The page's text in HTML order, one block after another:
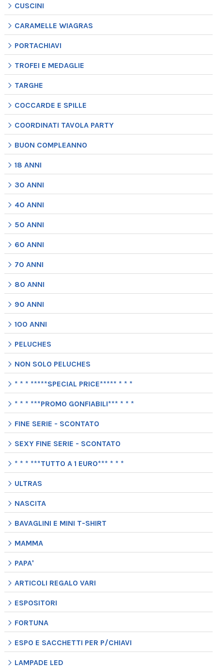
CUSCINI
CARAMELLE WIAGRAS
PORTACHIAVI
TROFEI E MEDAGLIE
TARGHE
COCCARDE E SPILLE
COORDINATI TAVOLA PARTY
BUON COMPLEANNO
18 ANNI
30 ANNI
40 ANNI
50 ANNI
60 ANNI
70 ANNI
80 ANNI
90 ANNI
100 ANNI
PELUCHES
NON SOLO PELUCHES
* * * *****SPECIAL PRICE***** * * *
* * * ***PROMO GONFIABILI*** * * *
FINE SERIE - SCONTATO
SEXY FINE SERIE - SCONTATO
* * * ***TUTTO A 1 EURO*** * * *
ULTRAS
NASCITA
BAVAGLINI E MINI T-SHIRT
MAMMA
PAPA'
ARTICOLI REGALO VARI
ESPOSITORI
FORTUNA
ESPO E SACCHETTI PER P/CHIAVI
LAMPADE LED